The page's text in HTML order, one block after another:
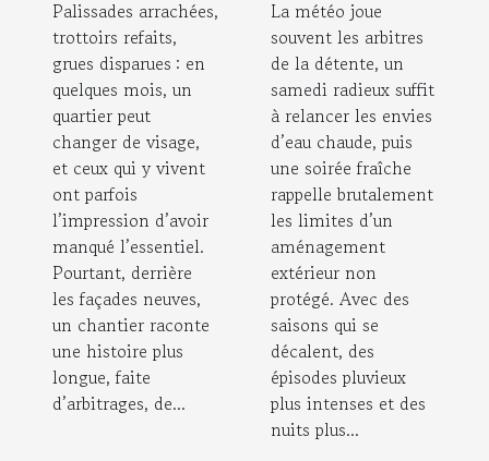
qui ont
transformé
un quartier
Palissades arrachées,
trottoirs refaits,
grues disparues : en
quelques mois, un
quartier peut
changer de visage,
et ceux qui y vivent
ont parfois
l’impression d’avoir
manqué l’essentiel.
Pourtant, derrière
les façades neuves,
un chantier raconte
une histoire plus
longue, faite
d’arbitrages, de...
prolonger la
saison
détente
La météo joue
souvent les arbitres
de la détente, un
samedi radieux suffit
à relancer les envies
d’eau chaude, puis
une soirée fraîche
rappelle brutalement
les limites d’un
aménagement
extérieur non
protégé. Avec des
saisons qui se
décalent, des
épisodes pluvieux
plus intenses et des
nuits plus...